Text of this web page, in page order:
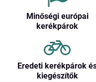
Minőségi európai
kerékpárok
Eredeti kerékpárok
kiegészítők